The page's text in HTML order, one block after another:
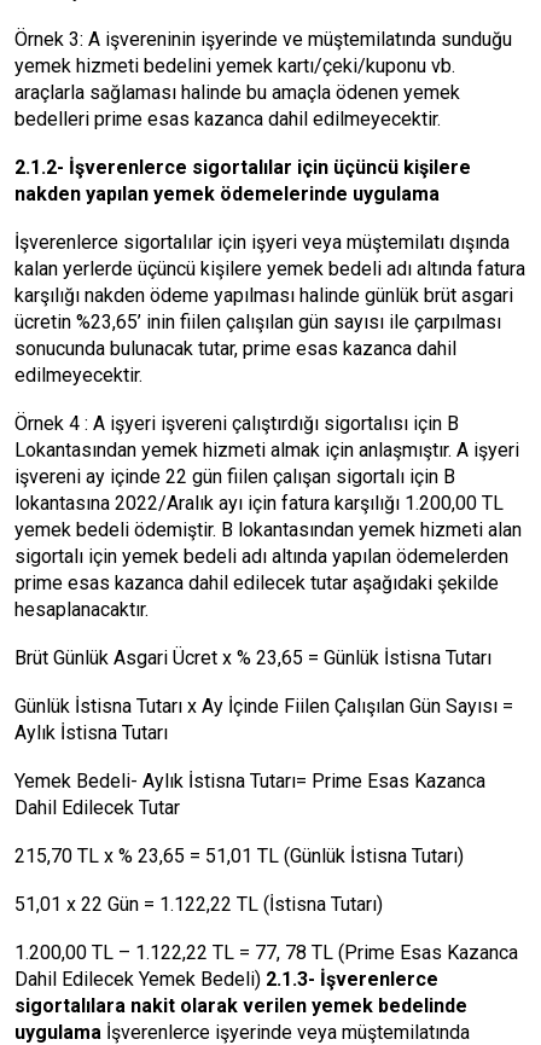
Örnek 3: A işvereninin işyerinde ve müştemilatında sunduğu
yemek hizmeti bedelini yemek kartı/çeki/kuponu vb.
araçlarla sağlaması halinde bu amaçla ödenen yemek
bedelleri prime esas kazanca dahil edilmeyecektir.
2.1.2- İşverenlerce sigortalılar için üçüncü kişilere
nakden yapılan yemek ödemelerinde uygulama
İşverenlerce sigortalılar için işyeri veya müştemilatı dışında
kalan yerlerde üçüncü kişilere yemek bedeli adı altında fatura
karşılığı nakden ödeme yapılması halinde günlük brüt asgari
ücretin %23,65’ inin fiilen çalışılan gün sayısı ile çarpılması
sonucunda bulunacak tutar, prime esas kazanca dahil
edilmeyecektir.
Örnek 4 : A işyeri işvereni çalıştırdığı sigortalısı için B
Lokantasından yemek hizmeti almak için anlaşmıştır. A işyeri
işvereni ay içinde 22 gün fiilen çalışan sigortalı için B
lokantasına 2022/Aralık ayı için fatura karşılığı 1.200,00 TL
yemek bedeli ödemiştir. B lokantasından yemek hizmeti alan
sigortalı için yemek bedeli adı altında yapılan ödemelerden
prime esas kazanca dahil edilecek tutar aşağıdaki şekilde
hesaplanacaktır.
Brüt Günlük Asgari Ücret x % 23,65 = Günlük İstisna Tutarı
Günlük İstisna Tutarı x Ay İçinde Fiilen Çalışılan Gün Sayısı =
Aylık İstisna Tutarı
Yemek Bedeli- Aylık İstisna Tutarı= Prime Esas Kazanca
Dahil Edilecek Tutar
215,70 TL x % 23,65 = 51,01 TL (Günlük İstisna Tutarı)
51,01 x 22 Gün = 1.122,22 TL (İstisna Tutarı)
1.200,00 TL – 1.122,22 TL = 77, 78 TL (Prime Esas Kazanca
Dahil Edilecek Yemek Bedeli) 2.1.3- İşverenlerce
sigortalılara nakit olarak verilen yemek bedelinde
uygulama İşverenlerce işyerinde veya müştemilatında